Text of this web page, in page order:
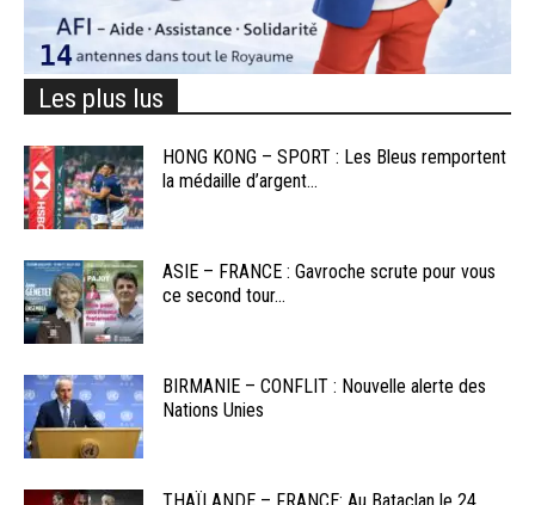
Les plus lus
HONG KONG – SPORT : Les Bleus remportent
la médaille d’argent...
ASIE – FRANCE : Gavroche scrute pour vous
ce second tour...
BIRMANIE – CONFLIT : Nouvelle alerte des
Nations Unies